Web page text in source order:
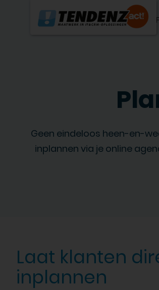
Geen eindeloos heen-en-
inplannen via je online
Laat klanten
inplannen